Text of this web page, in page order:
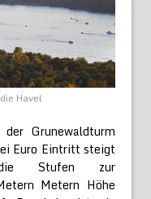
Havel
Grunewaldturm
Euro Eintritt steigt
Stufen zur
Metern Höhe